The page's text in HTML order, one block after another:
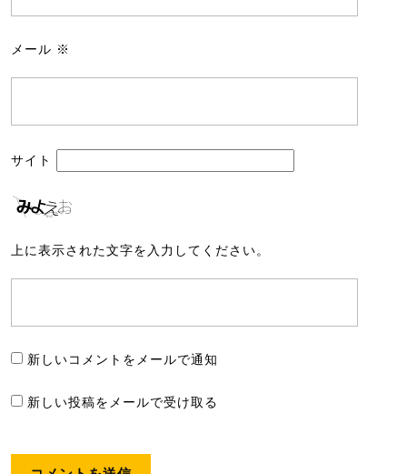
メール ※
サイト
上に表示された文字を入力してください。
新しいコメントをメールで通知
新しい投稿をメールで受け取る